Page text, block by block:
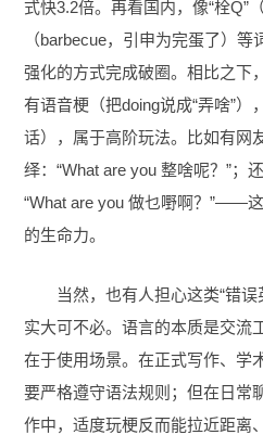
式快3.2倍。再看国内，像“栓Q”
（barbecue，引申为完蛋了）
强化的方式完成破圈。相比之下
有语音梗（把doing说成“弄啥”
话），属于高阶玩法。比如有网
绎：“What are you 整啥呢？”；
“What are you 做乜嘢啊？”——
的生命力。
当然，也有人担心这类“错
实大可不必。语言的本质是交流
在于使用场景。在正式写作、学
要严格遵守语法规则；但在日常
作中，适度玩梗反而能拉近距离